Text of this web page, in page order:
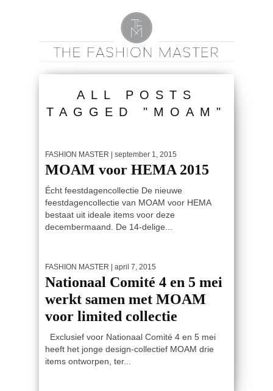
ALL POSTS
TAGGED "MOAM"
FASHION MASTER | september 1, 2015
MOAM voor HEMA 2015
Écht feestdagencollectie De nieuwe
feestdagencollectie van MOAM voor HEMA
bestaat uit ideale items voor deze
decembermaand. De 14-delige...
FASHION MASTER | april 7, 2015
Nationaal Comité 4 en 5 mei
werkt samen met MOAM
voor limited collectie
Exclusief voor Nationaal Comité 4 en 5 mei
heeft het jonge design-collectief MOAM drie
items ontworpen, ter...